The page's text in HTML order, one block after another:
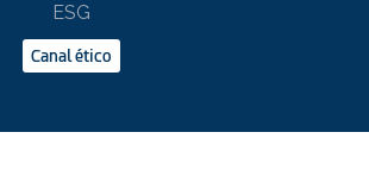
ESG
Canal ético